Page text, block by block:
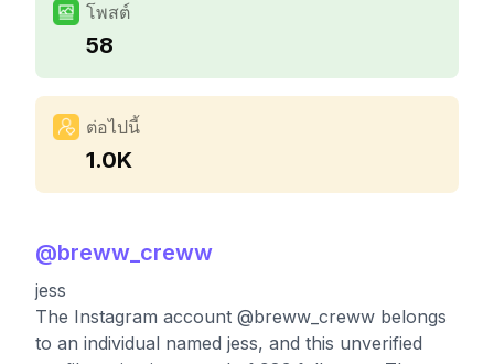
โพสต์
58
ต่อไปนี้
1.0K
@breww_creww
jess
The Instagram account @breww_creww belongs
to an individual named jess, and this unverified